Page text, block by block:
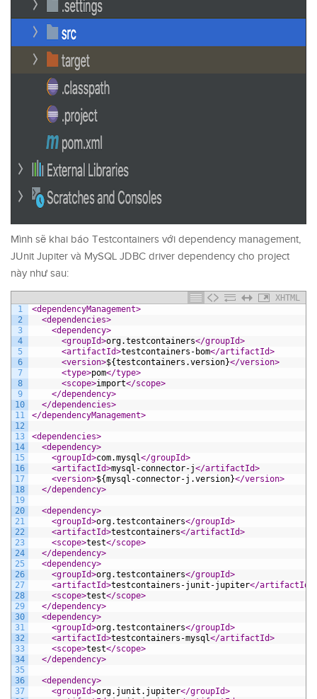
Mình sẽ khai báo Testcontainers với dependency management,
JUnit Jupiter và MySQL JDBC driver dependency cho project
này như sau:
XHTML
1
2
3
4
5
6
7
8
9
10
11
12
13
14
15
16
17
18
19
20
21
22
23
24
25
26
27
28
29
30
31
32
33
34
35
36
37
<dependencyManagement>
<dependencies>
<dependency>
<groupId>org.testcontainers</groupId>
<artifactId>testcontainers-bom</artifactId>
<version>${testcontainers.version}</version>
<type>pom</type>
<scope>import</scope>
</dependency>
</dependencies>
</dependencyManagement>
<dependencies>
<dependency>
<groupId>com.mysql</groupId>
<artifactId>mysql-connector-j</artifactId>
<version>${mysql-connector-j.version}</version>
</dependency>
<dependency>
<groupId>org.testcontainers</groupId>
<artifactId>testcontainers</artifactId>
<scope>test</scope>
</dependency>
<dependency>
<groupId>org.testcontainers</groupId>
<artifactId>testcontainers-junit-jupiter</artifactId>
<scope>test</scope>
</dependency>
<dependency>
<groupId>org.testcontainers</groupId>
<artifactId>testcontainers-mysql</artifactId>
<scope>test</scope>
</dependency>
<dependency>
<groupId>org.junit.jupiter</groupId>